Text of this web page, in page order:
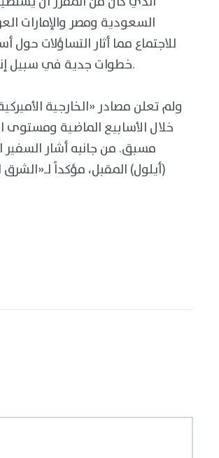
للاجتماع مما أثار التساؤلات حول
خطوات جدية في سبيل إنهاء الحرب التي خلَّفت عشرات الآلاف من القتلى، وملايين النازحين واللاجئين.
خلال الأسابيع الماضية ومستوى
مسبق. من جانبه أشار السفير
(أيلول) المقبل، مؤكداً